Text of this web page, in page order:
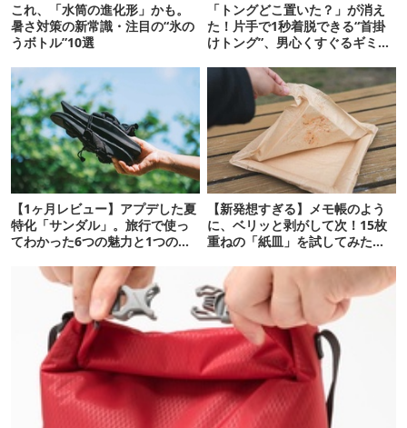
これ、「水筒の進化形」かも。
暑さ対策の新常識・注目の“氷の
うボトル”10選
「トングどこ置いた？」が消え
た！片手で1秒着脱できる“首掛
けトング”、男心くすぐるギミッ
【1ヶ月レビュー】アプデした夏
特化「サンダル」。旅行で使っ
てわかった6つの魅力と1つの注
【新発想すぎる】メモ帳のよう
に、ベリッと剥がして次！15枚
重ねの「紙皿」を試してみた